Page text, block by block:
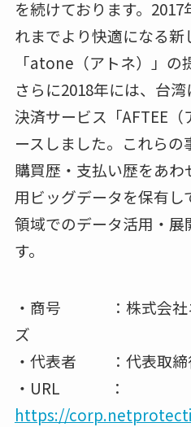
を続けております。
れまでより快適になる
「atone（アトネ）」の
さらに2018年には、台
決済サービス「AFTEE（
ースしました。これらの
購買歴・支払い歴をあ
用ビッグデータを保有し
領域でのデータ活用・展
す。
・商号 ：株式会社ネ
ズ
・代表者 ：代表取締
・URL ：
https://